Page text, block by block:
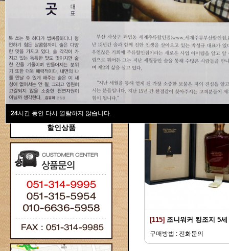
24시간 동안 다시 열람하지 않습니다.
새계주류부산할인점
위스키
브랜디/꼬냑
와인선물세트
와인
선물용
할인상품
Total 115건1 페이지
[115] 조니워커 킹조지 5세
구매방법 : 전화문의